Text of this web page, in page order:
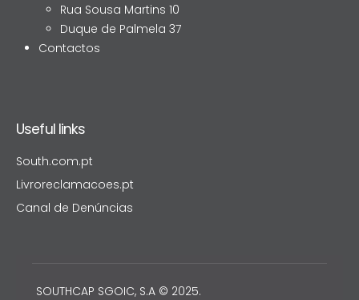
Rua Sousa Martins 10
Duque de Palmela 37
Contactos
Useful links
South.com.pt
Livroreclamacoes.pt
Canal de Denúncias
SOUTHCAP SGOIC, S.A © 2025.